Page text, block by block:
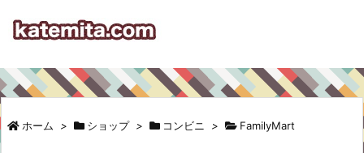
ホーム > ショップ > コンビニ > FamilyMart